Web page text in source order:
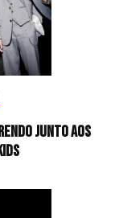
junto aos